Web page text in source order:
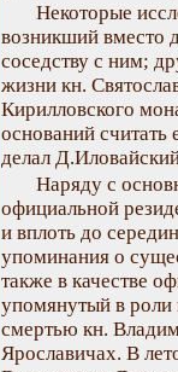
Некоторые
возникший вместо
соседству с ним;
жизни кн.
Кирилловского
оснований
делал
Наряду с
официальной
и вплоть до
упоминания о
также в качестве
упомянутый в роли
смертью кн.
Ярославичах. В